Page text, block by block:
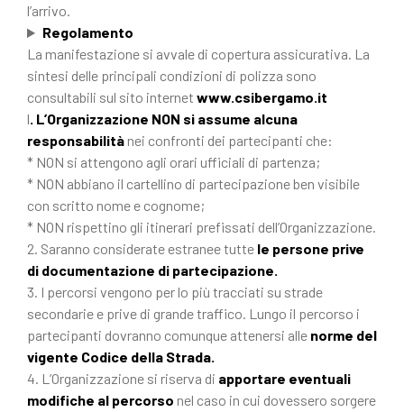
l’arrivo.
Regolamento
La manifestazione si avvale di copertura assicurativa. La
sintesi delle principali condizioni di polizza sono
consultabili sul sito internet www.csibergamo.it
l. L’Organizzazione NON si assume alcuna
responsabilità nei confronti dei partecipanti che:
* NON si attengono agli orari ufficiali di partenza;
* NON abbiano il cartellino di partecipazione ben visibile
con scritto nome e cognome;
* NON rispettino gli itinerari prefissati dell’Organizzazione.
2. Saranno considerate estranee tutte le persone prive
di documentazione di partecipazione.
3. I percorsi vengono per lo più tracciati su strade
secondarie e prive di grande traffico. Lungo il percorso i
partecipanti dovranno comunque attenersi alle norme del
vigente Codice della Strada.
4. L’Organizzazione si riserva di apportare eventuali
modifiche al percorso nel caso in cui dovessero sorgere